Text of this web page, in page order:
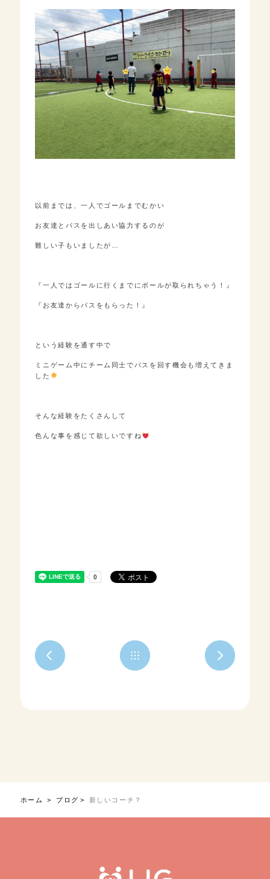
以前までは、一人でゴールまでむかい
お友達とパスを出しあい協力するのが
難しい子もいましたが…
『一人ではゴールに行くまでにボールが取られちゃう！』
『お友達からパスをもらった！』
という経験を通す中で
ミニゲーム中にチーム同士でパスを回す機会も増えてきま
した
そんな経験をたくさんして
色んな事を感じて欲しいですね
ホーム ブログ 新しいコーチ？